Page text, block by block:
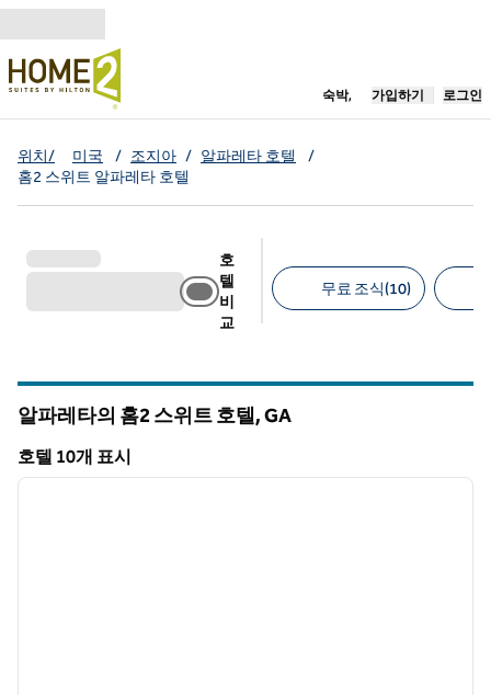
콘텐츠로 이동
숙박,새 탭 열림
가입하기 로그인
위치/ 미국 / 조지아 / 알파레타 호텔
/
홈2 스위트 알파레타 호텔
호
텔
비
교
무료 조식(10)
알파레타의 홈2 스위트 호텔,GA
호텔 10개 표시
호텔 10개 표시
1/12
다음